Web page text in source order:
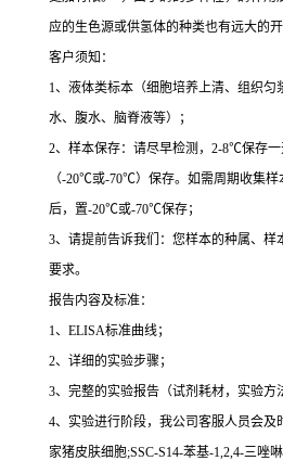
应的生色源或供氢体的种类也有远大的开
客户须知：
1、液体类标本（细胞培养上清、组织匀
水、腹水、脑脊液等）；
2、样本保存：请尽早检测， 2-8℃保存
（-20℃或-70℃）保存。如需周期收集
后，置-20℃或-70℃保存；
3、请提前告诉我们：您样本的种属、样
要求。
报告内容及标准：
1、 ELISA标准曲线；
2、详细的实验步骤；
3、完整的实验报告（试剂耗材，实验方
4、实验进行阶段，我公司客服人员会及
家猪皮肤细胞;SSC-S14-苯基-1,2,4-三唑啉